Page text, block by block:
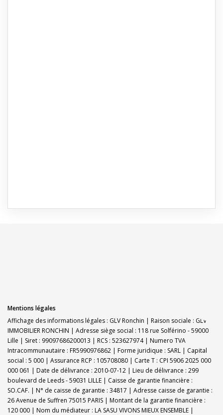
Mentions légales
Affichage des informations légales : GLV Ronchin | Raison sociale : GLV
IMMOBILIER RONCHIN | Adresse siège social : 118 rue Solférino - 59000
Lille | Siret : 99097686200013 | RCS : 523627974 | Numero TVA
Intracommunautaire : FR5990976862 | Forme juridique : SARL | Capital
social : 5 000 | Assurance RCP : 105708080 | Carte T : CPI 5906 2025 000
000 061 | Date de délivrance : 2010-07-12 | Lieu de délivrance : 299
boulevard de Leeds - 59031 LILLE | Caisse de garantie financière :
SO.CAF. | N° de caisse de garantie : 34817 | Adresse caisse de garantie :
26 Avenue de Suffren 75015 PARIS | Montant de la garantie financière :
120 000 | Nom du médiateur : LA SASU VIVONS MIEUX ENSEMBLE |